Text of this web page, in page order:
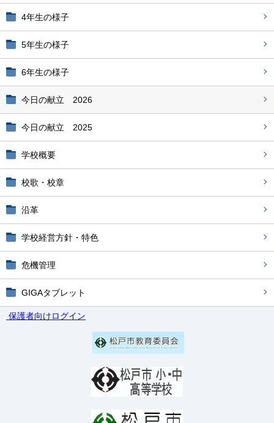
4年生の様子
5年生の様子
6年生の様子
今日の献立 2026
今日の献立 2025
学校概要
校歌・校章
沿革
学校経営方針・特色
危機管理
GIGAタブレット
保護者向けログイン